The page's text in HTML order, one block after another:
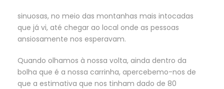
sinuosas, no meio das montanhas mais intocadas
que já vi, até chegar ao local onde as pessoas
ansiosamente nos esperavam.
Quando olhamos à nossa volta, ainda dentro da
bolha que é a nossa carrinha, apercebemo-nos de
que a estimativa que nos tinham dado de 80